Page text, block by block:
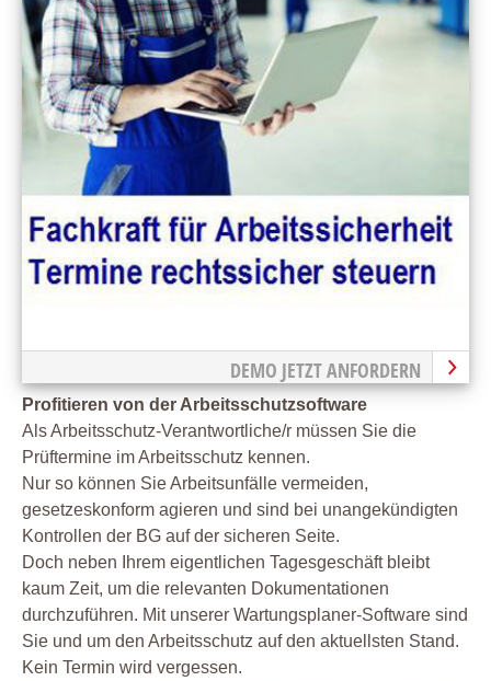
DEMO JETZT ANFORDERN
Profitieren von der Arbeitsschutzsoftware
Als Arbeitsschutz-Verantwortliche/r müssen Sie die
Prüftermine im Arbeitsschutz kennen.
Nur so können Sie Arbeitsunfälle vermeiden,
gesetzeskonform agieren und sind bei unangekündigten
Kontrollen der BG auf der sicheren Seite.
Doch neben Ihrem eigentlichen Tagesgeschäft bleibt
kaum Zeit, um die relevanten Dokumentationen
durchzuführen. Mit unserer Wartungsplaner-Software sind
Sie und um den Arbeitsschutz auf den aktuellsten Stand.
Kein Termin wird vergessen.